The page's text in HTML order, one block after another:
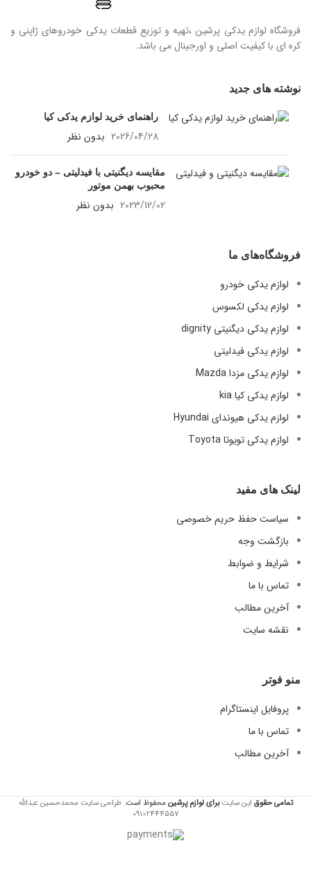
فروشگاه لوازم یدکی پرشین ،تهیه و توزیع قطعات یدکی خودروهای ژاپنی و
کره ای با کیفیت اصلی و اورجینال می باشد.
نوشته های جدید
راهنمای خرید لوازم یدکی کیا
2026/04/28 بدون نظر
مقایسه دیگنیتی با فیدلیتی – دو خودرو
محبوب بهمن موتور
2023/12/02 بدون نظر
فروشگاه‌های ما
لوازم یدکی خودرو
لوازم یدکی لکسوس
لوازم یدکی دیگنیتی dignity
لوازم یدکی فیدلیتی
لوازم یدکی مزدا Mazda
لوازم یدکی کیا kia
لوازم یدکی هیوندای Hyundai
لوازم یدکی تویوتا Toyota
لینک های مفید
سیاست حفظ حریم خصوصی
بازگشت وجه
شرایط و ضوابط
تماس با ما
آخرین مطالب
نقشه سایت
منو فوتر
پروفایل اینستاگرام
تماس با ما
آخرین مطالب
تمامی حقوق این سایتبرای لوازمپرشین محفوظ است.طراحی سایت محمدحسین عبدالله
09102444557